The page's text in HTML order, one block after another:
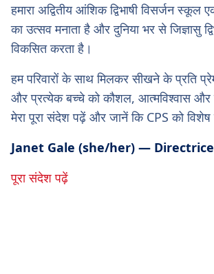
हमारा अद्वितीय आंशिक द्विभाषी विसर्जन स्कूल
का उत्सव मनाता है और दुनिया भर से जिज्ञासु
विकसित करता है।
हम परिवारों के साथ मिलकर सीखने के प्रति
और प्रत्येक बच्चे को कौशल, आत्मविश्वास और
मेरा पूरा संदेश पढ़ें और जानें कि CPS को विशेष
Janet Gale (she/her) —
पूरा संदेश पढ़ें